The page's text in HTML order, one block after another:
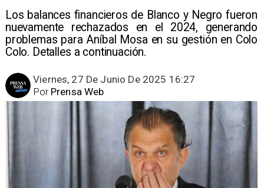
Los balances financieros de Blanco y Negro fueron
nuevamente rechazados en el 2024, generando
problemas para Aníbal Mosa en su gestión en Colo
Colo. Detalles a continuación.
Viernes, 27 De Junio De 2025 16:27
Prensa Web
Por